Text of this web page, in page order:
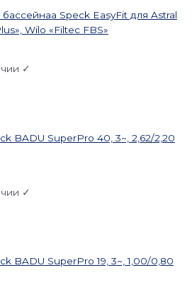
Speck EasyFit для Astral
Wilo «Filtec FBS»
✓
BADU SuperPro 40, 3~, 2,62/2,20
✓
BADU SuperPro 19, 3~, 1,00/0,80